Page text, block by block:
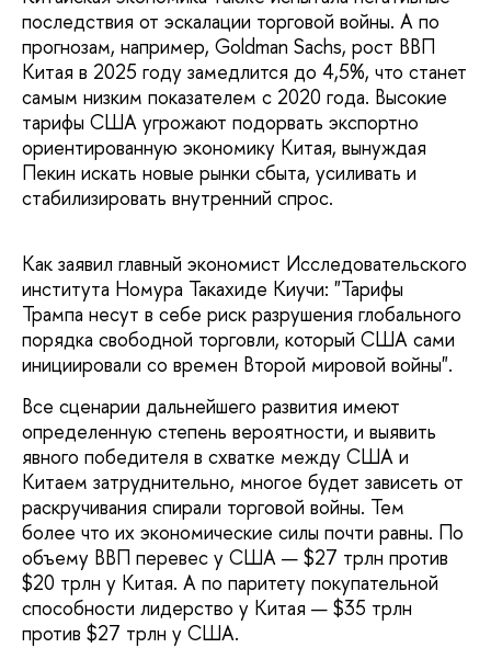
последствия от эскалации торговой войны. А по
прогнозам, например, Goldman Sachs, рост ВВП
Китая в 2025 году замедлится до 4,5%, что станет
самым низким показателем с 2020 года. Высокие
тарифы США угрожают подорвать экспортно
ориентированную экономику Китая, вынуждая
Пекин искать новые рынки сбыта, усиливать и
стабилизировать внутренний спрос.
Как заявил главный экономист Исследовательского
института Номура Такахиде Киучи: "Тарифы
Трампа несут в себе риск разрушения глобального
порядка свободной торговли, который США сами
инициировали со времен Второй мировой войны".
Все сценарии дальнейшего развития имеют
определенную степень вероятности, и выявить
явного победителя в схватке между США и
Китаем затруднительно, многое будет зависеть от
раскручивания спирали торговой войны. Тем
более что их экономические силы почти равны. По
объему ВВП перевес у США — $27 трлн против
$20 трлн у Китая. А по паритету покупательной
способности лидерство у Китая — $35 трлн
против $27 трлн у США.